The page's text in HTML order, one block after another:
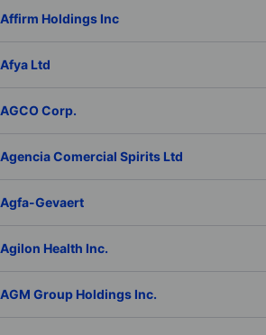
Affirm Holdings Inc
Afya Ltd
AGCO Corp.
Agencia Comercial Spirits Ltd
Agfa-Gevaert
Agilon Health Inc.
AGM Group Holdings Inc.